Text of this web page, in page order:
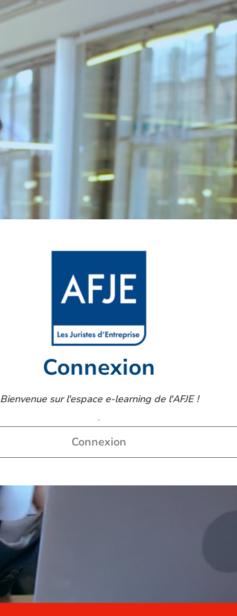
Connexion
Bienvenue sur l'espace e-learning de l'AFJE !
Connexion